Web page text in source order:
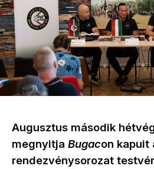
Augusztus második
megnyitja Bugacon kapuit
rendezvénysorozat